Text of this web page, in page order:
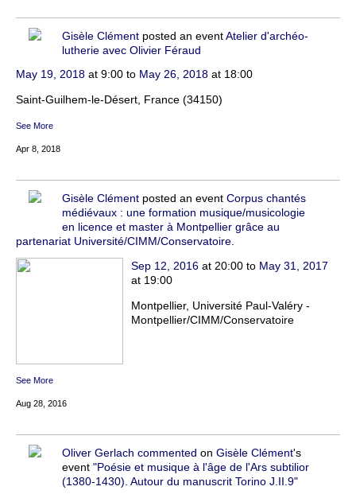
Gisèle Clément posted an eventAtelier d'archéo-
lutherie avec Olivier Féraud
May 19, 2018 at 9:00 to May 26, 2018 at 18:00
Saint-Guilhem-le-Désert, France (34150)
See More
Apr 8, 2018
Gisèle Clément posted an event Corpus chantés
médiévaux : une formation musique/musicologie
en licence et master à Montpellier grâce au
partenariat Université/CIMM/Conservatoire.
Sep 12, 2016at 20:00 to May 31, 2017
at 19:00
Montpellier, Université Paul-Valéry -
Montpellier/CIMM/Conservatoire
See More
Aug 28, 2016
Oliver Gerlach commented on Gisèle Clément's
event "Poésie et musique à l'âge de l'Ars subtilior
(1380-1430). Autour du manuscrit Torino J.II.9"